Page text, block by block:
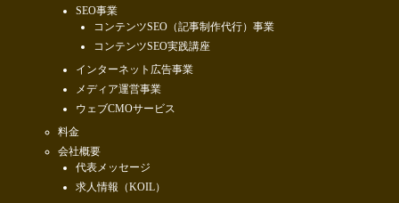
SEO事業
コンテンツSEO（記事制作代行）事業
コンテンツSEO実践講座
インターネット広告事業
メディア運営事業
ウェブCMOサービス
料金
会社概要
代表メッセージ
求人情報（KOIL）